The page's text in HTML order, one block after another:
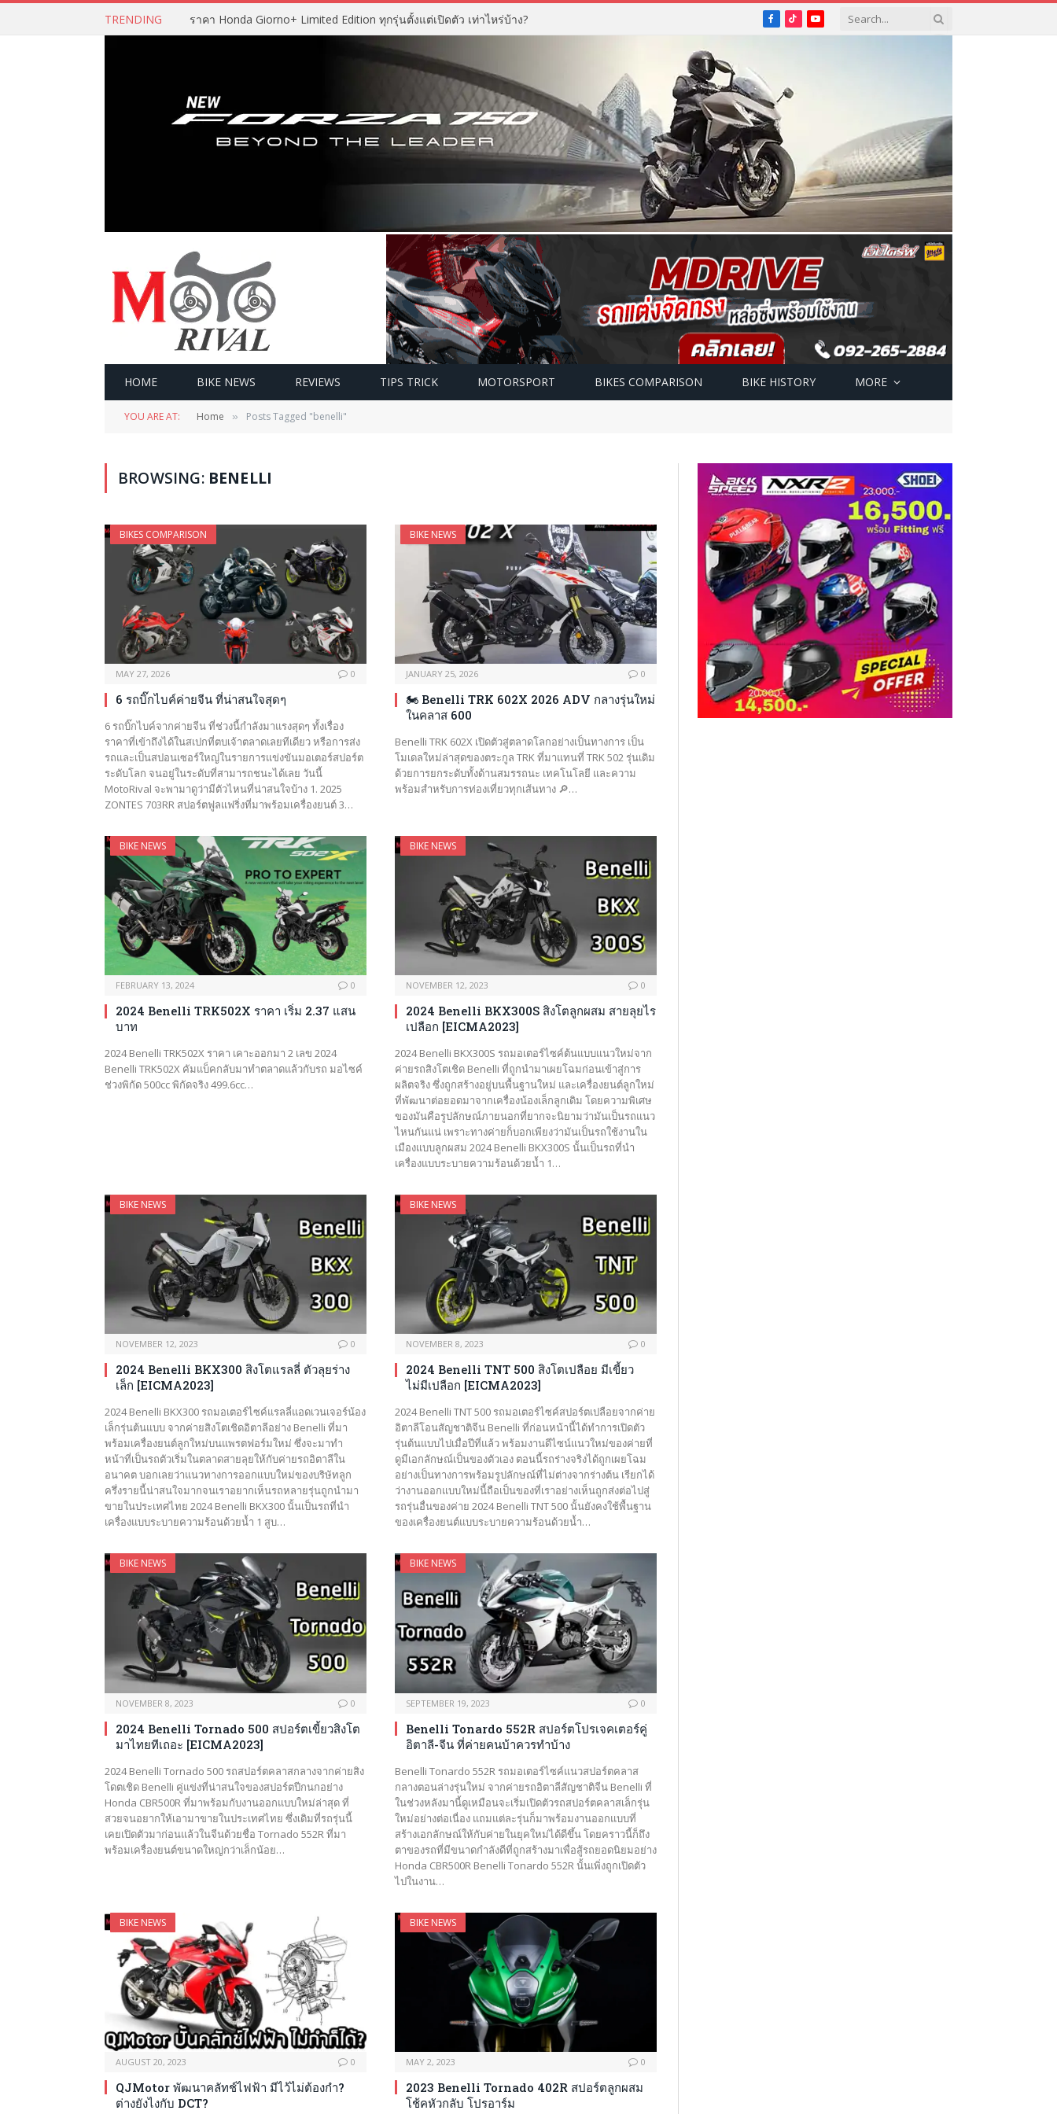
TRENDING ราคา Honda Giorno+ Limited Edition ทุกรุ่นตั้งแต่เปิดตัว เท่าไหร่บ้าง? Facebook
TikTokYouTube
HOME BIKE NEWS REVIEWS TIPS TRICK MOTORSPORT BIKES COMPARISON BIKE HISTORY MORE
YOU ARE AT: Home » Posts Tagged "benelli"
BROWSING: BENELLI
BIKES COMPARISON
MAY 27, 2026 0
6 รถบิ๊กไบค์ค่ายจีน ที่น่าสนใจสุดๆ
6 รถบิ๊กไบค์จากค่ายจีน ที่ช่วงนี้กำลังมาแรงสุดๆ ทั้งเรื่อง
ราคาที่เข้าถึงได้ในสเปกที่ตบเจ้าตลาดเลยทีเดียว หรือการส่ง
รถและเป็นสปอนเซอร์ใหญ่ในรายการแข่งขันมอเตอร์สปอร์ต
ระดับโลก จนอยู่ในระดับที่สามารถชนะได้เลย วันนี้
MotoRival จะพามาดูว่ามีตัวไหนที่น่าสนใจบ้าง 1. 2025
ZONTES 703RR สปอร์ตฟูลแฟริ่งที่มาพร้อมเครื่องยนต์ 3…
BIKE NEWS
JANUARY 25, 2026 0
🏍️ Benelli TRK 602X 2026 ADV กลางรุ่นใหม่
ในคลาส 600
Benelli TRK 602X เปิดตัวสู่ตลาดโลกอย่างเป็นทางการ เป็น
โมเดลใหม่ล่าสุดของตระกูล TRK ที่มาแทนที่ TRK 502 รุ่นเดิม
ด้วยการยกระดับทั้งด้านสมรรถนะ เทคโนโลยี และความ
พร้อมสำหรับการท่องเที่ยวทุกเส้นทาง 🔎…
BIKE NEWS
FEBRUARY 13, 2024 0
2024 Benelli TRK502X ราคา เริ่ม 2.37 แสน
บาท
2024 Benelli TRK502X ราคา เคาะออกมา 2 เลข 2024
Benelli TRK502X คัมแบ็คกลับมาทำตลาดแล้วกับรถ มอไซค์
ช่วงพิกัด 500cc พิกัดจริง 499.6cc…
BIKE NEWS
NOVEMBER 12, 2023 0
2024 Benelli BKX300S สิงโตลูกผสม สายลุยไร
เปลือก [EICMA2023]
2024 Benelli BKX300S รถมอเตอร์ไซค์ต้นแบบแนวใหม่จาก
ค่ายรถสิงโตเชิด Benelli ที่ถูกนำมาเผยโฉมก่อนเข้าสู่การ
ผลิตจริง ซึ่งถูกสร้างอยู่บนพื้นฐานใหม่ และเครื่องยนต์ลูกใหม่
ที่พัฒนาต่อยอดมาจากเครื่องน้องเล็กลูกเดิม โดยความพิเศษ
ของมันคือรูปลักษณ์ภายนอกที่ยากจะนิยามว่ามันเป็นรถแนว
ไหนกันแน่ เพราะทางค่ายก็บอกเพียงว่ามันเป็นรถใช้งานใน
เมืองแบบลูกผสม 2024 Benelli BKX300S นั้นเป็นรถที่นำ
เครื่องแบบระบายความร้อนด้วยน้ำ 1…
BIKE NEWS
NOVEMBER 12, 2023 0
2024 Benelli BKX300 สิงโตแรลลี่ ตัวลุยร่าง
เล็ก [EICMA2023]
2024 Benelli BKX300 รถมอเตอร์ไซค์แรลลี่แอดเวนเจอร์น้อง
เล็กรุ่นต้นแบบ จากค่ายสิงโตเชิดอิตาลีอย่าง Benelli ที่มา
พร้อมเครื่องยนต์ลูกใหม่บนแพรตฟอร์มใหม่ ซึ่งจะมาทำ
หน้าที่เป็นรถตัวเริ่มในตลาดสายลุยให้กับค่ายรถอิตาลีใน
อนาคต บอกเลยว่าแนวทางการออกแบบใหม่ของบริษัทลูก
ครึ่งรายนี้น่าสนใจมากจนเราอยากเห็นรถหลายรุ่นถูกนำมา
ขายในประเทศไทย 2024 Benelli BKX300 นั้นเป็นรถที่นำ
เครื่องแบบระบายความร้อนด้วยน้ำ 1 สูบ…
BIKE NEWS
NOVEMBER 8, 2023 0
2024 Benelli TNT 500 สิงโตเปลือย มีเขี้ยว
ไม่มีเปลือก [EICMA2023]
2024 Benelli TNT 500 รถมอเตอร์ไซค์สปอร์ตเปลือยจากค่าย
อิตาลีโอนสัญชาติจีน Benelli ที่ก่อนหน้านี้ได้ทำการเปิดตัว
รุ่นต้นแบบไปเมื่อปีที่แล้ว พร้อมงานดีไซน์แนวใหม่ของค่ายที่
ดูมีเอกลักษณ์เป็นของตัวเอง ตอนนี้รถร่างจริงได้ถูกเผยโฉม
อย่างเป็นทางการพร้อมรูปลักษณ์ที่ไม่ต่างจากร่างต้น เรียกได้
ว่างานออกแบบใหม่นี้ถือเป็นของที่เราอย่างเห็นถูกส่งต่อไปสู่
รถรุ่นอื่นของค่าย 2024 Benelli TNT 500 นั้นยังคงใช้พื้นฐาน
ของเครื่องยนต์แบบระบายความร้อนด้วยน้ำ…
BIKE NEWS
NOVEMBER 8, 2023 0
2024 Benelli Tornado 500 สปอร์ตเขี้ยวสิงโต
มาไทยทีเถอะ [EICMA2023]
2024 Benelli Tornado 500 รถสปอร์ตคลาสกลางจากค่ายสิง
โดตเชิด Benelli คู่แข่งที่น่าสนใจของสปอร์ตปีกนกอย่าง
Honda CBR500R ที่มาพร้อมกับงานออกแบบใหม่ล่าสุด ที่
สวยจนอยากให้เอามาขายในประเทศไทย ซึ่งเดิมที่รถรุ่นนี้
เคยเปิดตัวมาก่อนแล้วในจีนด้วยชื่อ Tornado 552R ที่มา
พร้อมเครื่องยนต์ขนาดใหญ่กว่าเล็กน้อย…
BIKE NEWS
SEPTEMBER 19, 2023 0
Benelli Tonardo 552R สปอร์ตโปรเจคเตอร์คู่
อิตาลี-จีน ที่ค่ายคนบ้าควรทำบ้าง
Benelli Tonardo 552R รถมอเตอร์ไซค์แนวสปอร์ตคลาส
กลางตอนล่างรุ่นใหม่ จากค่ายรถอิตาลีสัญชาติจีน Benelli ที่
ในช่วงหลังมานี้ดูเหมือนจะเริ่มเปิดตัวรถสปอร์ตคลาสเล็กรุ่น
ใหม่อย่างต่อเนื่อง แถมแต่ละรุ่นก็มาพร้อมงานออกแบบที่
สร้างเอกลักษณ์ให้กับค่ายในยุคใหม่ได้ดีขึ้น โดยคราวนี้ก็ถึง
ตาของรถที่มีขนาดกำลังดีที่ถูกสร้างมาเพื่อสู้รถยอดนิยมอย่าง
Honda CBR500R Benelli Tonardo 552R นั้นเพิ่งถูกเปิดตัว
ไปในงาน…
BIKE NEWS
AUGUST 20, 2023 0
QJMotor พัฒนาคลัทช์ไฟฟ้า มีไว้ไม่ต้องกำ?
ต่างยังไงกับ DCT?
BIKE NEWS
MAY 2, 2023 0
2023 Benelli Tornado 402R สปอร์ตลูกผสม
โช้คหัวกลับ โปรอาร์ม